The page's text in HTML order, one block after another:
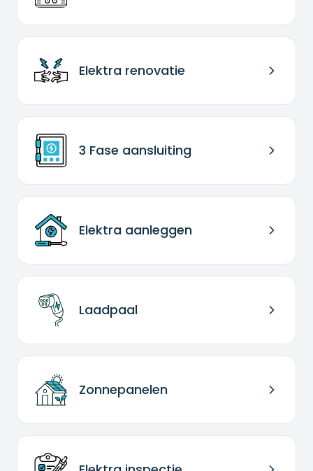
Elektra renovatie
3 Fase aansluiting
Elektra aanleggen
Laadpaal
Zonnepanelen